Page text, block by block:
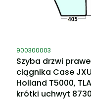
Kod produktu
900300003
Szyba drzwi
ciągnika Case
Holland T5000, TLA
krótki uchwyt